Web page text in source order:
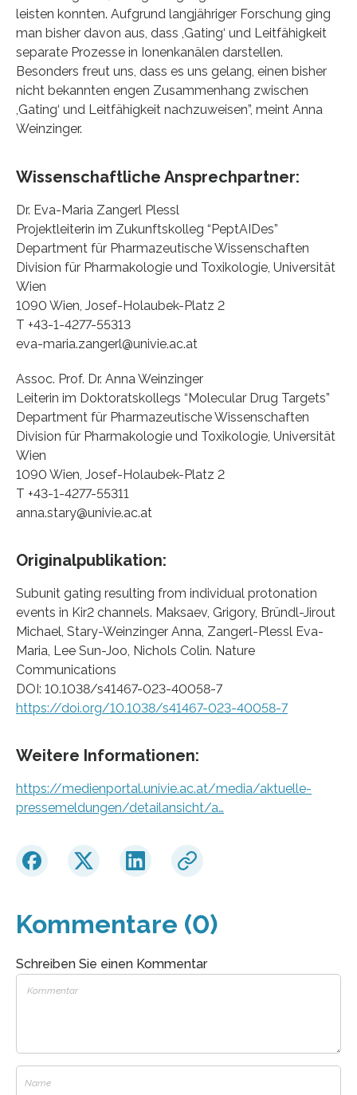
leisten konnten. Aufgrund langjähriger Forschung ging
man bisher davon aus, dass ,Gating‘ und Leitfähigkeit
separate Prozesse in Ionenkanälen darstellen.
Besonders freut uns, dass es uns gelang, einen bisher
nicht bekannten engen Zusammenhang zwischen
,Gating‘ und Leitfähigkeit nachzuweisen”, meint Anna
Weinzinger.
Wissenschaftliche Ansprechpartner:
Dr. Eva-Maria Zangerl Plessl
Projektleiterin im Zukunftskolleg “PeptAIDes”
Department für Pharmazeutische Wissenschaften
Division für Pharmakologie und Toxikologie, Universität
Wien
1090 Wien, Josef-Holaubek-Platz 2
T +43-1-4277-55313
eva-maria.zangerl@univie.ac.at
Assoc. Prof. Dr. Anna Weinzinger
Leiterin im Doktoratskollegs “Molecular Drug Targets”
Department für Pharmazeutische Wissenschaften
Division für Pharmakologie und Toxikologie, Universität
Wien
1090 Wien, Josef-Holaubek-Platz 2
T +43-1-4277-55311
anna.stary@univie.ac.at
Originalpublikation:
Subunit gating resulting from individual protonation
events in Kir2 channels. Maksaev, Grigory, Bründl-Jirout
Michael, Stary-Weinzinger Anna, Zangerl-Plessl Eva-
Maria, Lee Sun-Joo, Nichols Colin. Nature
Communications
DOI: 10.1038/s41467-023-40058-7
https://doi.org/10.1038/s41467-023-40058-7
Weitere Informationen:
https://medienportal.univie.ac.at/media/aktuelle-
pressemeldungen/detailansicht/a…
Kommentare (0)
Schreiben Sie einen Kommentar